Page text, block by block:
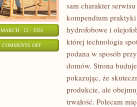
MARCH - 12 - 2026
COMMENTS OFFON
sam charakter
kompendium praktyki
hydrofobowe i
której technologia
podana w sposób
domów. Strona
pokazując, że
produkcie, ale
trwałość. Polecam